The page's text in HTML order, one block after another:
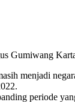
Gumiwang
menjadi
periode